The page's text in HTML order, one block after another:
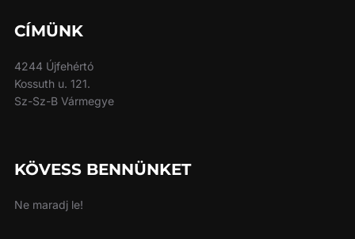
CÍMÜNK
4244 Újfehértó
Kossuth u. 121.
Sz-Sz-B Vármegye
KÖVESS BENNÜNKET
Ne maradj le!